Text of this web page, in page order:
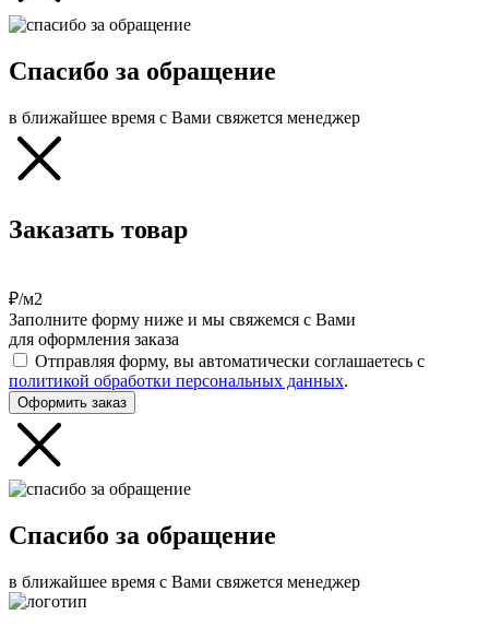
Спасибо за обращение
в ближайшее время с Вами свяжется менеджер
Заказать товар
₽/м2
Заполните форму ниже и мы свяжемся с Вами
для оформления заказа
Отправляя форму, вы автоматически соглашаетесь с
политикой обработки персональных данных.
Оформить заказ
Спасибо за обращение
в ближайшее время с Вами свяжется менеджер